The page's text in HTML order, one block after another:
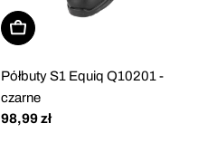
Wybierz opcje
Półbuty S1 Equiq Q10201 -
czarne
Cena
98,99 zł